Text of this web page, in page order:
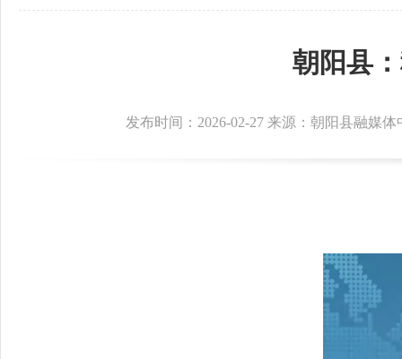
朝阳县
发布时间：2026-02-27 来源：朝阳县融媒体